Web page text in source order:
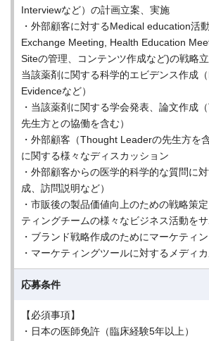
Interviewなど）の計画立案、実施
・外部顧客に対するMedical education活
Exchange Meeting, Health Education
Siteの管理、コンテンツ作成など)の戦略
当該薬剤に関する科学的エビデンス作成
Evidenceなど）
・当該薬剤に関する学会発表、論文作成
先生方との協働を含む）
・外部顧客（Thought Leaderの先生方を
に関する様々なディスカッション
・外部顧客からの医学的科学的な質問に
成、訪問説明など）
・市販後の製品価値向上のための戦略策
ティングチームの様々なビジネス活動をサ
・ブランド戦略作成のためにマーケティ
・マーケティングツールに対するメディ
応募条件
【必須事項】
・日本の医師免許（臨床経験5年以上）